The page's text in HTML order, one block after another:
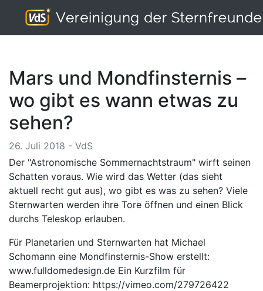
Mars und Mondfinsternis –
wo gibt es wann etwas zu
sehen?
26. Juli 2018 - VdS
Der "Astronomische Sommernachtstraum" wirft seinen
Schatten voraus. Wie wird das Wetter (das sieht
aktuell recht gut aus), wo gibt es was zu sehen? Viele
Sternwarten werden ihre Tore öffnen und einen Blick
durchs Teleskop erlauben.
Für Planetarien und Sternwarten hat Michael
Schomann eine Mondfinsternis-Show erstellt:
www.fulldomedesign.de Ein Kurzfilm für
Beamerprojektion: https://vimeo.com/279726422